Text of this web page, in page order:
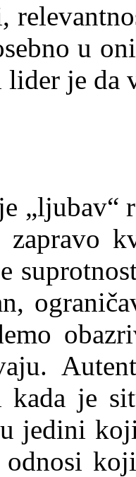
u
je da
je
jedini